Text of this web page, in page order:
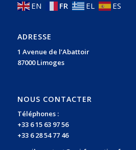
EN FR EL ES
ADRESSE
1 Avenue de l’Abattoir
87000 Limoges
NOUS CONTACTER
Téléphones :
+33 6 15 63 97 56
+33 6 28 54 77 46